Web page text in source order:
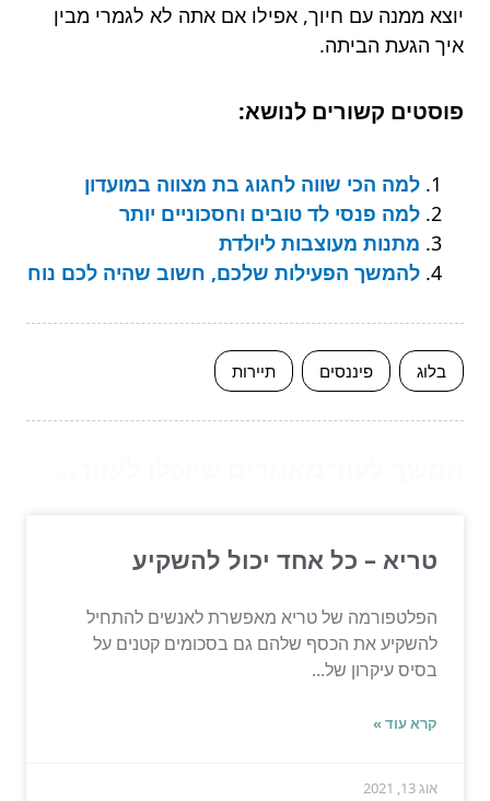
יוצא ממנה עם חיוך, אפילו אם אתה לא לגמרי מבין
איך הגעת הביתה.
פוסטים קשורים לנושא:
למה הכי שווה לחגוג בת מצווה במועדון
למה פנסי לד טובים וחסכוניים יותר
מתנות מעוצבות ליולדת
להמשך הפעילות שלכם, חשוב שהיה לכם נוח
בלוג פיננסים תיירות
טריא – כל אחד יכול להשקיע
הפלטפורמה של טריא מאפשרת לאנשים להתחיל
להשקיע את הכסף שלהם גם בסכומים קטנים על
בסיס עיקרון של...
קרא עוד »
אוג 13, 2021